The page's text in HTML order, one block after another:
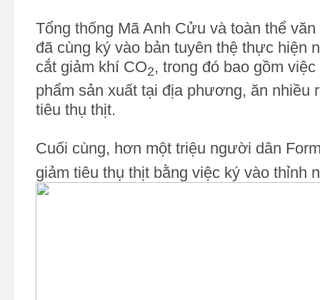
Tổng thống Mã Anh Cửu và toàn thể
đã cùng ký vào bản tuyên thệ thực hiện
cắt giảm khí CO2, trong đó bao gồm
phẩm sản xuất tại địa phương, ăn nhiều
tiêu thụ thịt.
Cuối cùng, hơn một triệu người dân
giảm tiêu thụ thịt bằng việc ký vào thỉnh